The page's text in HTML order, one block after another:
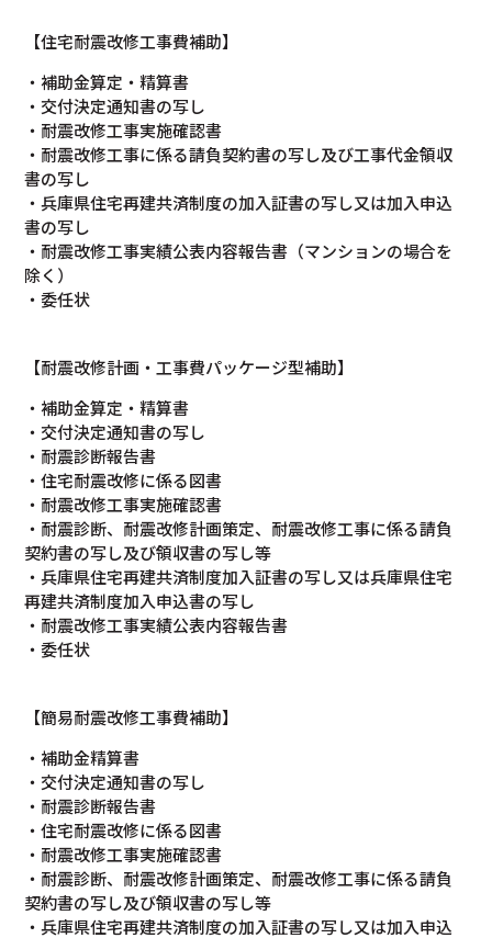
【住宅耐震改修工事費補助】
・補助金算定・精算書
・交付決定通知書の写し
・耐震改修工事実施確認書
・耐震改修工事に係る請負契約書の写し及び工事代金領収
書の写し
・兵庫県住宅再建共済制度の加入証書の写し又は加入申込
書の写し
・耐震改修工事実績公表内容報告書（マンションの場合を
除く）
・委任状
【耐震改修計画・工事費パッケージ型補助】
・補助金算定・精算書
・交付決定通知書の写し
・耐震診断報告書
・住宅耐震改修に係る図書
・耐震改修工事実施確認書
・耐震診断、耐震改修計画策定、耐震改修工事に係る請負
契約書の写し及び領収書の写し等
・兵庫県住宅再建共済制度加入証書の写し又は兵庫県住宅
再建共済制度加入申込書の写し
・耐震改修工事実績公表内容報告書
・委任状
【簡易耐震改修工事費補助】
・補助金精算書
・交付決定通知書の写し
・耐震診断報告書
・住宅耐震改修に係る図書
・耐震改修工事実施確認書
・耐震診断、耐震改修計画策定、耐震改修工事に係る請負
契約書の写し及び領収書の写し等
・兵庫県住宅再建共済制度の加入証書の写し又は加入申込